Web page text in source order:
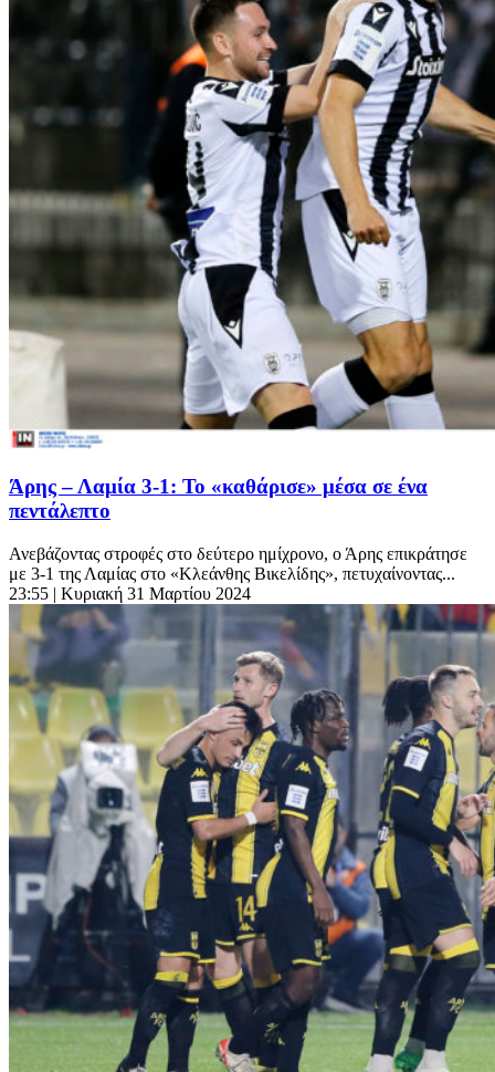
Άρης – Λαμία 3-1: Το «καθάρισε» μέσα σε ένα
πεντάλεπτο
Ανεβάζοντας στροφές στο δεύτερο ημίχρονο, ο Άρης επικράτησε
με 3-1 της Λαμίας στο «Κλεάνθης Βικελίδης», πετυχαίνοντας...
23:55 | Κυριακή 31 Μαρτίου 2024